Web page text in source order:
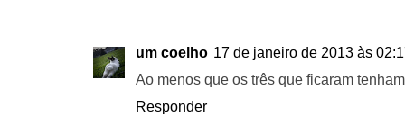
um coelho 17 de janeiro de 2013 às
Ao menos que os três que ficaram
Responder